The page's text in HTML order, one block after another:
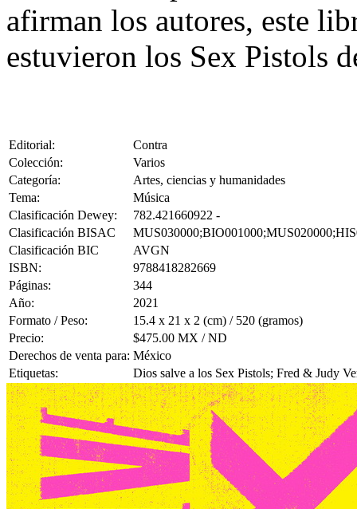
afirman los autores, este
estuvieron los Sex Pistols
Editorial:
Contra
Colección:
Varios
Categoría:
Artes, ciencias y humanidades
Tema:
Música
Clasificación Dewey:
782.421660922 -
Clasificación BISAC
Clasificación BIC
AVGN
ISBN:
9788418282669
Páginas:
344
Año:
2021
Formato / Peso:
15.4 x 21 x 2 (cm) / 520 (gramos)
Precio:
$475.00 MX / ND
Derechos de venta para: México
Etiquetas:
Dios salve a los Sex Pistols; Fred & Judy